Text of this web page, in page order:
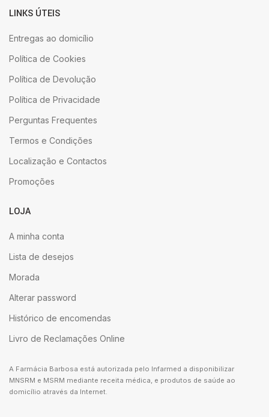
LINKS ÚTEIS
Entregas ao domicílio
Política de Cookies
Política de Devolução
Política de Privacidade
Perguntas Frequentes
Termos e Condições
Localização e Contactos
Promoções
LOJA
A minha conta
Lista de desejos
Morada
Alterar password
Histórico de encomendas
Livro de Reclamações Online
A Farmácia Barbosa está autorizada pelo Infarmed a disponibilizar
MNSRM e MSRM mediante receita médica, e produtos de saúde ao
domicílio através da Internet.